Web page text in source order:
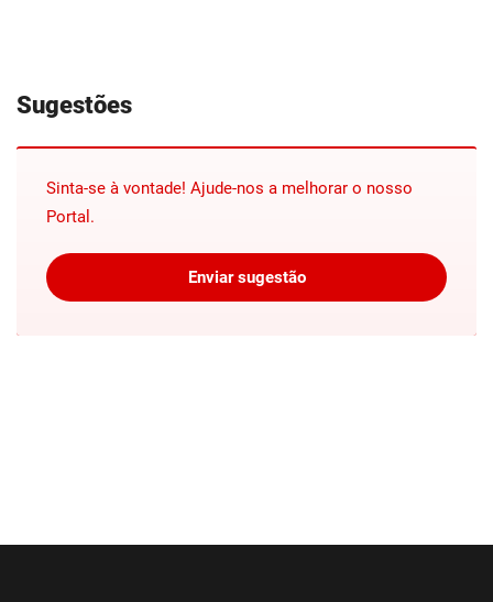
Sugestões
Sinta-se à vontade! Ajude-nos a melhorar o nosso
Portal.
Enviar sugestão